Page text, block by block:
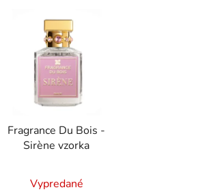
Fragrance Du Bois -
Sirène vzorka
Vypredané